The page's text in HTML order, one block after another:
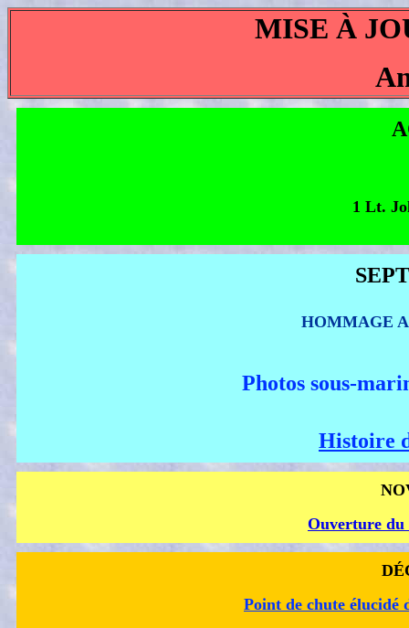
MISE À
1 Lt.
HOMMAGE
Photos sous-
Histoire
Ouverture du
Point de chute élucidé